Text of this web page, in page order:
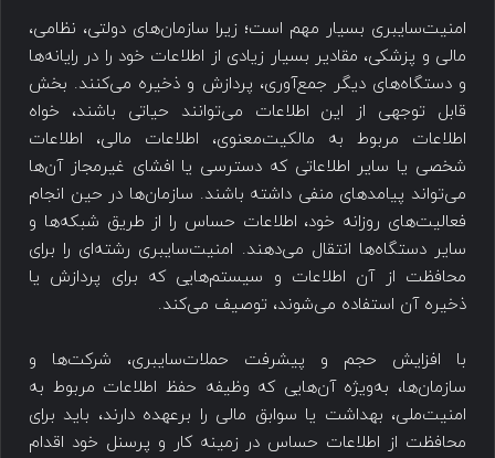
امنیت‌سایبری بسیار مهم است؛ زیرا سازمان‌های دولتی، نظامی،
مالی و پزشکی، مقادیر بسیار زیادی از اطلاعات خود را در رایانه‌ها
و دستگاه‌های دیگر جمع‌آوری، پردازش و ذخیره می‌کنند. بخش
قابل توجهی از این اطلاعات می‌توانند حیاتی باشند، خواه
اطلاعات مربوط به مالکیت‌معنوی، اطلاعات مالی، اطلاعات
شخصی یا سایر اطلاعاتی که دسترسی یا افشای غیرمجاز آن‌ها
می‌تواند پیامدهای منفی داشته باشند. سازمان‌ها در حین انجام
فعالیت‌های روزانه خود، اطلاعات حساس را از طریق شبکه‌ها و
سایر دستگاه‌ها انتقال می‌دهند. امنیت‌سایبری رشته‌ای را برای
محافظت از آن اطلاعات و سیستم‌هایی که برای پردازش یا
ذخیره آن استفاده می‌شوند، توصیف می‌کند.
با افزایش حجم و پیشرفت حملات‌سایبری، شرکت‌ها و
سازمان‌ها، به‌ویژه آن‌هایی که وظیفه حفظ اطلاعات مربوط به
امنیت‌ملی، بهداشت یا سوابق مالی را برعهده دارند، باید برای
محافظت از اطلاعات حساس در زمینه کار و پرسنل خود اقدام